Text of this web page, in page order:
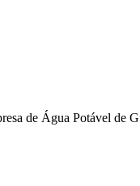
de Água Potável de